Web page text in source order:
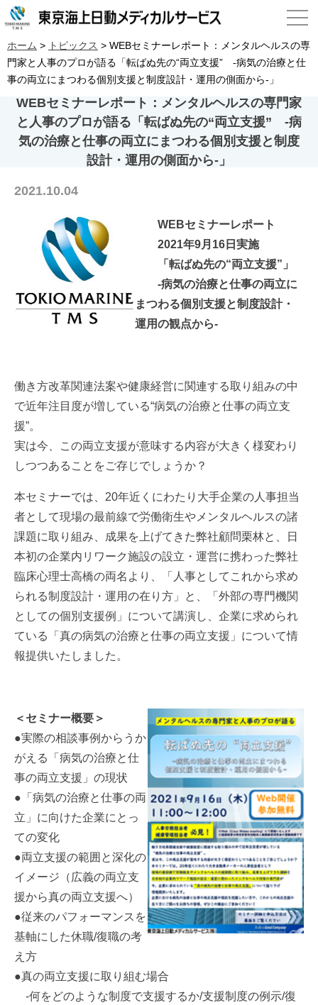
ホーム > トピックス > WEBセミナーレポート：メンタルヘルスの専
門家と人事のプロが語る「転ばぬ先の“両立支援” -病気の治療と仕
事の両立にまつわる個別支援と制度設計・運用の側面から-」
WEBセミナーレポート：メンタルヘルスの専門家
と人事のプロが語る「転ばぬ先の“両立支援” -病
気の治療と仕事の両立にまつわる個別支援と制度
設計・運用の側面から-」
2021.10.04
WEBセミナーレポート
2021年9月16日実施
「転ばぬ先の“両立支援”」
-病気の治療と仕事の両立に
まつわる個別支援と制度設計・
運用の観点から-
働き方改革関連法案や健康経営に関連する取り組みの中
で近年注目度が増している“病気の治療と仕事の両立支
援”。
実は今、この両立支援が意味する内容が大きく様変わり
しつつあることをご存じでしょうか？
本セミナーでは、20年近くにわたり大手企業の人事担当
者として現場の最前線で労働衛生やメンタルヘルスの諸
課題に取り組み、成果を上げてきた弊社顧問栗林と、日
本初の企業内リワーク施設の設立・運営に携わった弊社
臨床心理士高橋の両名より、「人事としてこれから求め
られる制度設計・運用の在り方」と、「外部の専門機関
としての個別支援例」について講演し、企業に求められ
ている「真の病気の治療と仕事の両立支援」について情
報提供いたしました。
＜セミナー概要＞
●実際の相談事例からうか
がえる「病気の治療と仕
事の両立支援」の現状
●「病気の治療と仕事の両
立」に向けた企業にとっ
ての変化
●両立支援の範囲と深化の
イメージ（広義の両立支
援から真の両立支援へ）
●従来のパフォーマンスを
基軸にした休職/復職の考
え方
●真の両立支援に取り組む場合
-何をどのような制度で支援するか/支援制度の例示/復